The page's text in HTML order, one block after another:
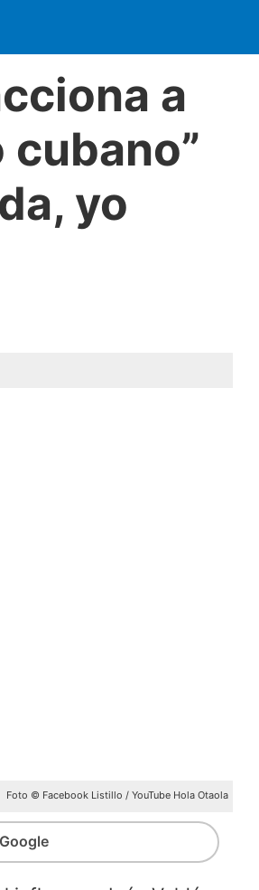
a
yo
Foto © Facebook Listillo / YouTube Hola Otaola